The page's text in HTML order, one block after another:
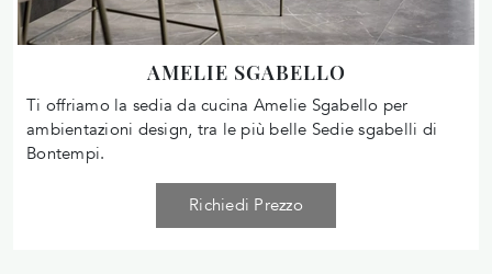
AMELIE SGABELLO
Ti offriamo la sedia da cucina Amelie Sgabello per
ambientazioni design, tra le più belle Sedie sgabelli di
Bontempi.
Richiedi Prezzo